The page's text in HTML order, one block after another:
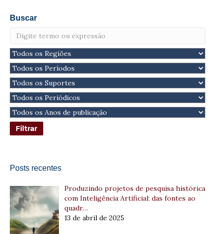
Buscar
Posts recentes
Produzindo projetos de pesquisa histórica
com Inteligência Artificial: das fontes ao
quadr…
13 de abril de 2025